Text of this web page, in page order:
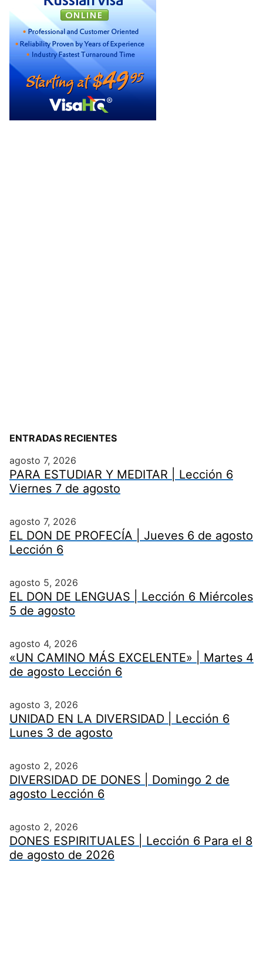
ENTRADAS RECIENTES
agosto 7, 2026
PARA ESTUDIAR Y MEDITAR | Lección 6
Viernes 7 de agosto
agosto 7, 2026
EL DON DE PROFECÍA | Jueves 6 de agosto
Lección 6
agosto 5, 2026
EL DON DE LENGUAS | Lección 6 Miércoles
5 de agosto
agosto 4, 2026
«UN CAMINO MÁS EXCELENTE» | Martes 4
de agosto Lección 6
agosto 3, 2026
UNIDAD EN LA DIVERSIDAD | Lección 6
Lunes 3 de agosto
agosto 2, 2026
DIVERSIDAD DE DONES | Domingo 2 de
agosto Lección 6
agosto 2, 2026
DONES ESPIRITUALES | Lección 6 Para el 8
de agosto de 2026